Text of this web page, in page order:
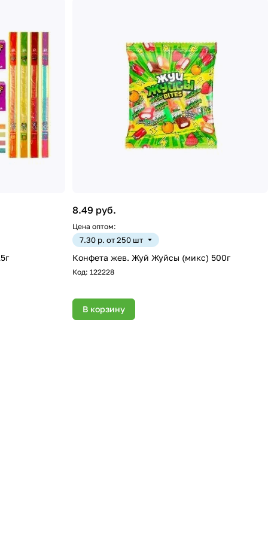
8.49 руб.
Цена оптом:
7.30 р. от 250 шт
Конфета жев. Жуй Жуйсы (микс) 500г
Код: 122228
В корзину